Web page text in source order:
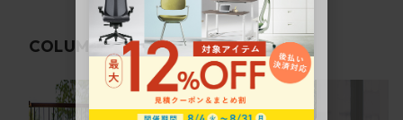
COLUMN関連コラム